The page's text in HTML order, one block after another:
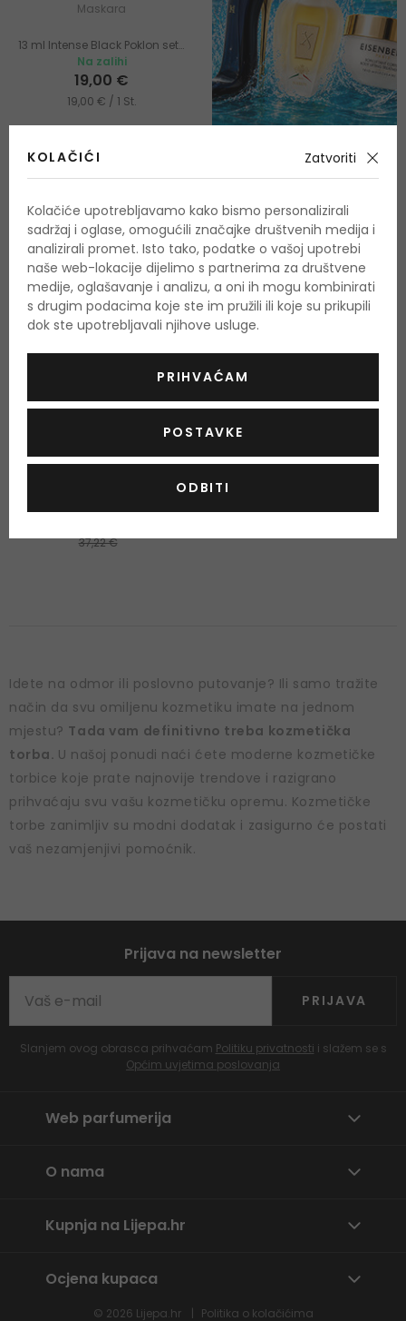
Maskara
13 ml Intense Black Poklon setovi
Na zalihi
19,00 €
19,00 € / 1 St.
33,50 €
37,22 €
Idete na odmor ili poslovno putovanje? Ili samo tražite
način da svu omiljenu kozmetiku imate na jednom
mjestu? Tada vam definitivno treba kozmetička
torba. U našoj ponudi naći ćete moderne kozmetičke
torbice koje prate najnovije trendove i razigrano
prihvaćaju svu vašu kozmetičku opremu. Kozmetičke
torbe zanimljiv su modni dodatak i zasigurno će postati
vaš nezamjenjivi pomoćnik.
Prijava na newsletter
PRIJAVA
Slanjem ovog obrasca prihvaćam Politiku privatnosti i slažem se s
Općim uvjetima poslovanja
Web parfumerija
O nama
Kupnja na Lijepa.hr
Ocjena kupaca
© 2026 Lijepa.hr Politika o kolačićima
KOLAČIĆI Zatvoriti
Kolačiće upotrebljavamo kako bismo personalizirali
sadržaj i oglase, omogućili značajke društvenih medija i
analizirali promet. Isto tako, podatke o vašoj upotrebi
naše web-lokacije dijelimo s partnerima za društvene
medije, oglašavanje i analizu, a oni ih mogu kombinirati
s drugim podacima koje ste im pružili ili koje su prikupili
dok ste upotrebljavali njihove usluge.
PRIHVAĆAM
POSTAVKE
ODBITI